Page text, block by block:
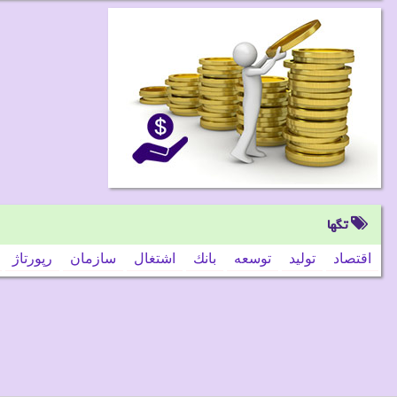
تگها
اقتصاد تولید توسعه بانك اشتغال سازمان رپورتاژ